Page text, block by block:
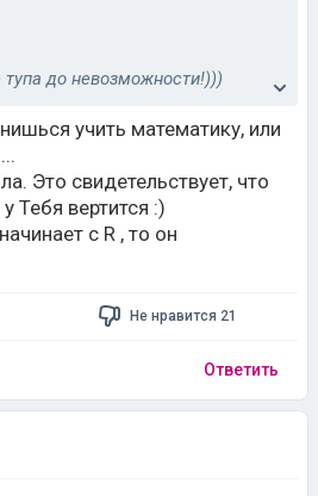
до невозможности!)))
учить математику, или
Это свидетельствует, что
Тебя вертится :)
с R , то он
Не нравится 21
Ответить